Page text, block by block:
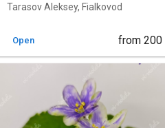
Tarasov Aleksey, Fialkovod
Open from 200